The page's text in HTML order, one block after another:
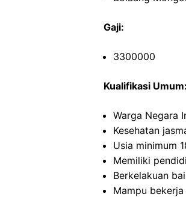
Gaji:
3300000
Kualifikasi Umum:
Warga Negara
Kesehatan
Usia minimum
Memiliki
Berkelakuan
Mampu